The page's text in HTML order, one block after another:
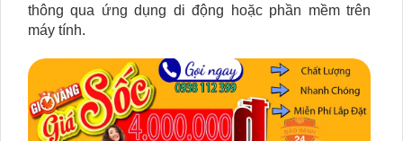
thông qua ứng dụng di động hoặc phần mềm trên
máy tính.